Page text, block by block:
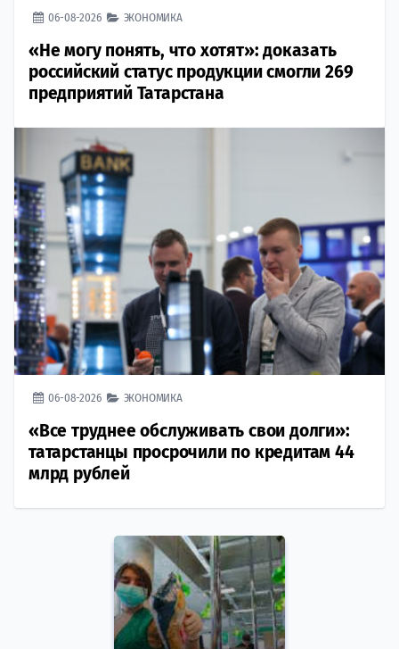
06-08-2026 ЭКОНОМИКА
«Не могу понять, что хотят»: доказать
российский статус продукции смогли 269
предприятий Татарстана
06-08-2026 ЭКОНОМИКА
«Все труднее обслуживать свои долги»:
татарстанцы просрочили по кредитам 44
млрд рублей